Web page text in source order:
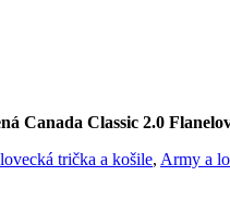
Canada Classic 2.0
trička a košile, Army a